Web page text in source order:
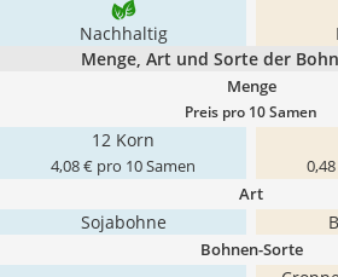
Nachhaltig
Menge, Art und Sorte der
Menge
Preis pro 10 Samen
12 Korn
4,08 € pro 10 Samen
Art
Sojabohne
Bohnen-Sorte